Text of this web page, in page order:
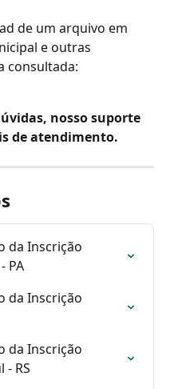
de um arquivo em
e outras
consultada:
nosso suporte
de atendimento.
da Inscrição
PA
da Inscrição
da Inscrição
- RS